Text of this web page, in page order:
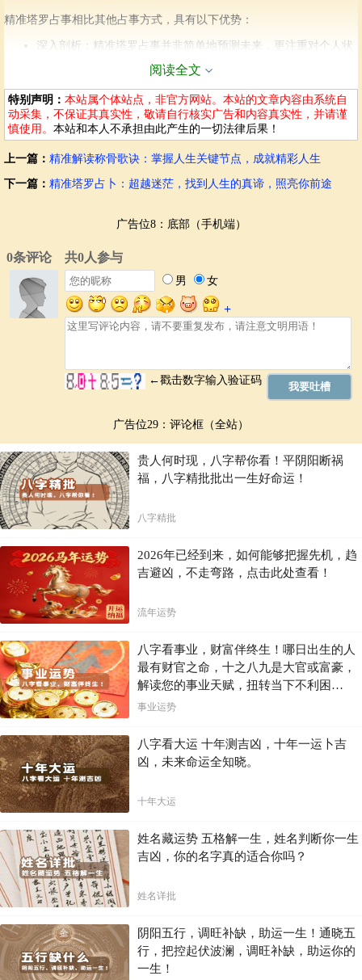
精准塔罗占事相比其他占事方式，具有以下优势：
深入剖析：精准塔罗占事并非简单地预测未来，更注重对个人状
提供方向：通过占事，你可以获得清晰的未来走向和发展方向，
帮助你做出最合适的决策。
揭示潜能：占事可以帮助你挖掘自身的潜能，找到适合自己的发
展路径。
化解阻碍：在占事中，可以发现潜在的阻碍和困难，并提供相应
增强自信：了解未来发展趋势，能够增强你的自信心和行动力。
塔罗占事的应用场景
精准塔罗占事应用范围广泛，可以帮助你应对各种人生难题。
事业发展：预测职业道路，帮助你找到合适的职业方向，规避潜
在风险。
感情纠葛：分析感情状况，了解潜在的感情问题，帮助你更好地
经营感情。
人际关系：清晰人际交往的模式，帮助你处理好人际关系，避免
冲突。
如何进行精准塔罗占事
要进行精准的塔罗占事，需要专业的塔罗师，他们具备丰富的经验和专
业的知识。在选择塔罗师时，要选择信誉良好、经验丰富的专业人士。
在占事过程中，保持平和的心态，清晰地表达你的问题和需求，并认真
聆听塔罗师的解读。
提示：切勿将塔罗占事作为唯一决策依据，理性思考与实际行动仍然是
关键。
精准塔罗占事，如同指引你前行的明灯，帮助你更好地理解自己，预见
未来，掌握人生的主动权。它并不仅仅是一种占事，更是一种自我探索
和自我提升的途径。在迷茫的道路上，愿你能够找到自己的方向，照亮
前程。
本文章仅供参考，仅供娱乐，不具有任何实际效用。
阅读全文
特别声明： 本站属个体站点，非官方网站。本站的文章内容由系统自
动采集，不保证其真实性，敬请自行核实广告和内容真实性，并请谨
慎使用。 本站和本人不承担由此产生的一切法律后果！
上一篇： 精准解读称骨歌诀：掌握人生关键节点，成就精彩人生
下一篇： 精准塔罗占卜：超越迷茫，找到人生的真谛，照亮你前途
广告位8：底部（手机端）
广告位29：评论框（全站）
贵人何时现，八字帮你看！平阴阳断祸
福，八字精批批出一生好命运！
八字精批
2026年已经到来，如何能够把握先机，趋
吉避凶，不走弯路，点击此处查看！
流年运势
八字看事业，财富伴终生！哪日出生的人
最有财官之命，十之八九是大官或富豪，
解读您的事业天赋，扭转当下不利困
局！！
事业运势
八字看大运 十年测吉凶，十年一运卜吉
凶，未来命运全知晓。
十年大运
姓名藏运势 五格解一生，姓名判断你一生
吉凶，你的名字真的适合你吗？
姓名详批
阴阳五行，调旺补缺，助运一生！通晓五
行，把控起伏波澜，调旺补缺，助运你的
一生！